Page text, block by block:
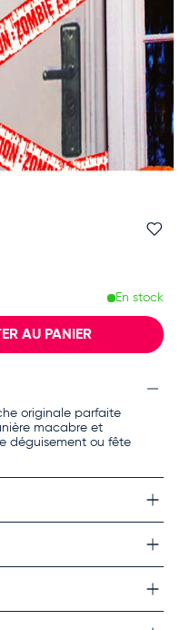
En stock
AU PANIER
originale parfaite
macabre et
déguisement ou fête